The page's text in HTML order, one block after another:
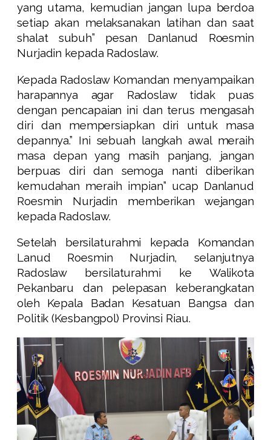
yang utama, kemudian jangan lupa berdoa
setiap akan melaksanakan latihan dan saat
shalat subuh” pesan Danlanud Roesmin
Nurjadin kepada Radoslaw.
Kepada Radoslaw Komandan menyampaikan
harapannya agar Radoslaw tidak puas
dengan pencapaian ini dan terus mengasah
diri dan mempersiapkan diri untuk masa
depannya.” Ini sebuah langkah awal meraih
masa depan yang masih panjang, jangan
berpuas diri dan semoga nanti diberikan
kemudahan meraih impian” ucap Danlanud
Roesmin Nurjadin memberikan wejangan
kepada Radoslaw.
Setelah bersilaturahmi kepada Komandan
Lanud Roesmin Nurjadin, selanjutnya
Radoslaw bersilaturahmi ke Walikota
Pekanbaru dan pelepasan keberangkatan
oleh Kepala Badan Kesatuan Bangsa dan
Politik (Kesbangpol) Provinsi Riau.